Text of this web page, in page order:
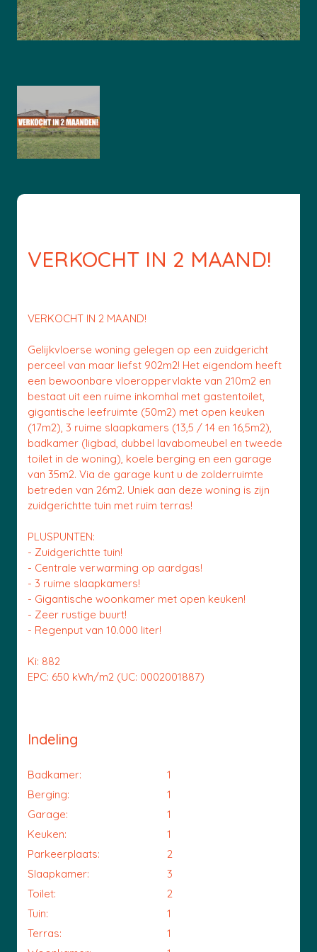
VERKOCHT IN 2 MAAND!
VERKOCHT IN 2 MAAND!
Gelijkvloerse woning gelegen op een zuidgericht
perceel van maar liefst 902m2! Het eigendom heeft
een bewoonbare vloeroppervlakte van 210m2 en
bestaat uit een ruime inkomhal met gastentoilet,
gigantische leefruimte (50m2) met open keuken
(17m2), 3 ruime slaapkamers (13,5 / 14 en 16,5m2),
badkamer (ligbad, dubbel lavabomeubel en tweede
toilet in de woning), koele berging en een garage
van 35m2. Via de garage kunt u de zolderruimte
betreden van 26m2. Uniek aan deze woning is zijn
zuidgerichtte tuin met ruim terras!
PLUSPUNTEN:
- Zuidgerichtte tuin!
- Centrale verwarming op aardgas!
- 3 ruime slaapkamers!
- Gigantische woonkamer met open keuken!
- Zeer rustige buurt!
- Regenput van 10.000 liter!
Ki: 882
EPC: 650 kWh/m2 (UC: 0002001887)
Indeling
Badkamer:
1
Berging:
1
Garage:
1
Keuken:
1
Parkeerplaats:
2
Slaapkamer:
3
Toilet:
2
Tuin:
1
Terras:
1